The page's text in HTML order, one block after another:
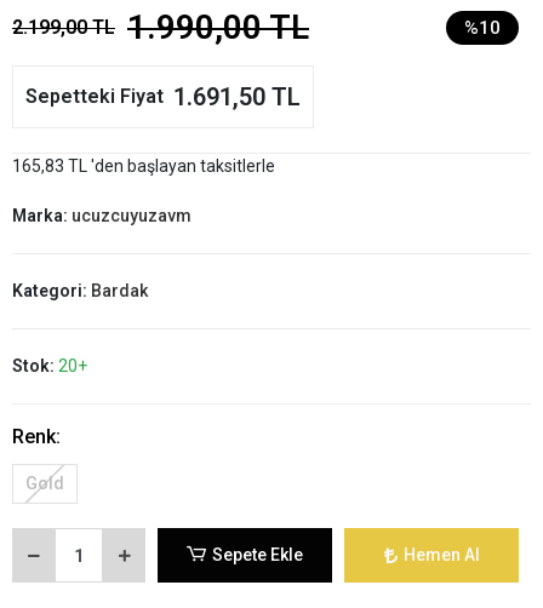
2.199,00 TL 1.990,00 TL %10
Sepetteki Fiyat 1.691,50 TL
165,83 TL 'den başlayan taksitlerle
Marka: ucuzcuyuzavm
Kategori: Bardak
Stok: 20+
Renk:
Gold
Sepete Ekle Hemen Al